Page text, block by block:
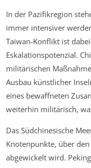
In der Pazifikregion
immer intensiver
Taiwan-Konflikt ist
Eskalationspotenzial.
militärischen
Ausbau künstlicher
eines bewaffneten
weiterhin militärisch,
Das Südchinesische
Knotenpunkte, über
abgewickelt wird.